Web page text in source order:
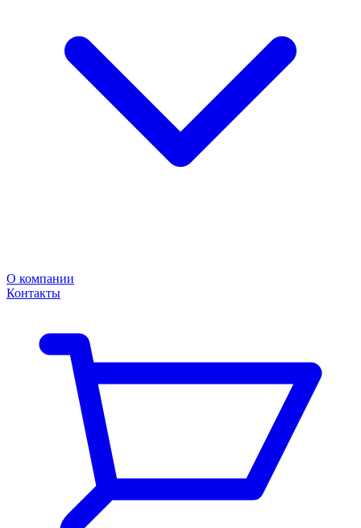
О компании
Контакты